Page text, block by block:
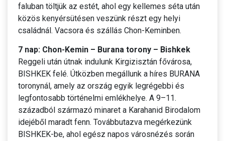
faluban töltjük az estét, ahol egy kellemes séta után
közös kenyérsütésen veszünk részt egy helyi
családnál. Vacsora és szállás Chon-Keminben.
7 nap: Chon-Kemin – Burana torony – Bishkek
Reggeli után útnak indulunk Kirgizisztán fővárosa,
BISHKEK felé. Útközben megállunk a híres BURANA
toronynál, amely az ország egyik legrégebbi és
legfontosabb történelmi emlékhelye. A 9–11.
századból származó minaret a Karahanid Birodalom
idejéből maradt fenn. Továbbutazva megérkezünk
BISHKEK-be, ahol egész napos városnézés során